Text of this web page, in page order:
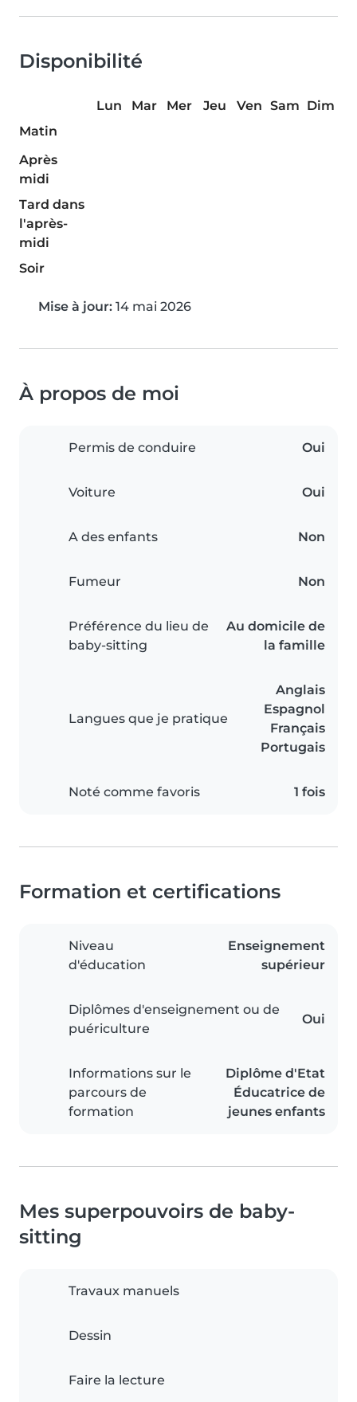
Disponibilité
Lun Mar Mer Jeu Ven Sam Dim
Matin
Après
midi
Tard dans
l'après-
midi
Soir
Mise à jour: 14 mai 2026
À propos de moi
Permis de conduire Oui
Voiture Oui
A des enfants Non
Fumeur Non
Préférence du lieu de
baby-sitting
Au domicile de
la famille
Langues que je pratique
Anglais
Espagnol
Français
Portugais
Noté comme favoris 1 fois
Formation et certifications
Niveau
d'éducation
Enseignement
supérieur
Diplômes d'enseignement ou de
puériculture
Oui
Informations sur le
parcours de
formation
Diplôme d'Etat
Éducatrice de
jeunes enfants
Mes superpouvoirs de baby-
sitting
Travaux manuels
Dessin
Faire la lecture